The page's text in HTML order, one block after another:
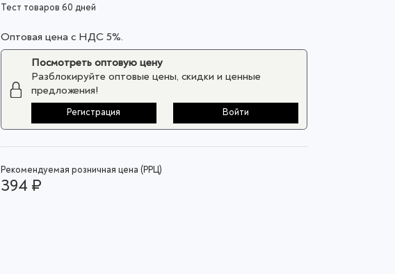
Тест товаров 60 дней
Оптовая цена с НДС 5%.
Посмотреть оптовую цену
Разблокируйте оптовые цены, скидки и ценные
предложения!
Регистрация Войти
Рекомендуемая розничная цена (РРЦ)
394 ₽